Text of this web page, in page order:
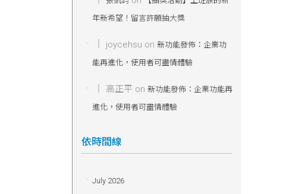
年新希望！留言許願抽大獎
joycehsu on 新功能發佈：企業功
能再進化，使用者可盡情體驗
高正平 on 新功能發佈：企業功能再
進化，使用者可盡情體驗
依時間線
July 2026